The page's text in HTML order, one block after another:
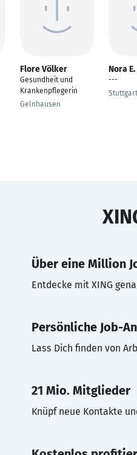
Flore Völker
Gesundheit und
Krankenpflegerin
Gelnhausen
Nora
---
Stuttgart
Über eine Million
Entdecke mit XING
Persönliche Job-
Lass Dich finden von
21 Mio. Mitglieder
Knüpf neue Kontakte